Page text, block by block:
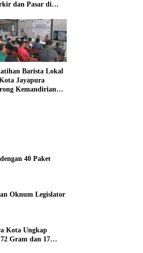
dan Pasar di
Barista Lokal
Jayapura
Kemandirian
40 Paket
Oknum Legislator
Kota Ungkap
Gram dan 17